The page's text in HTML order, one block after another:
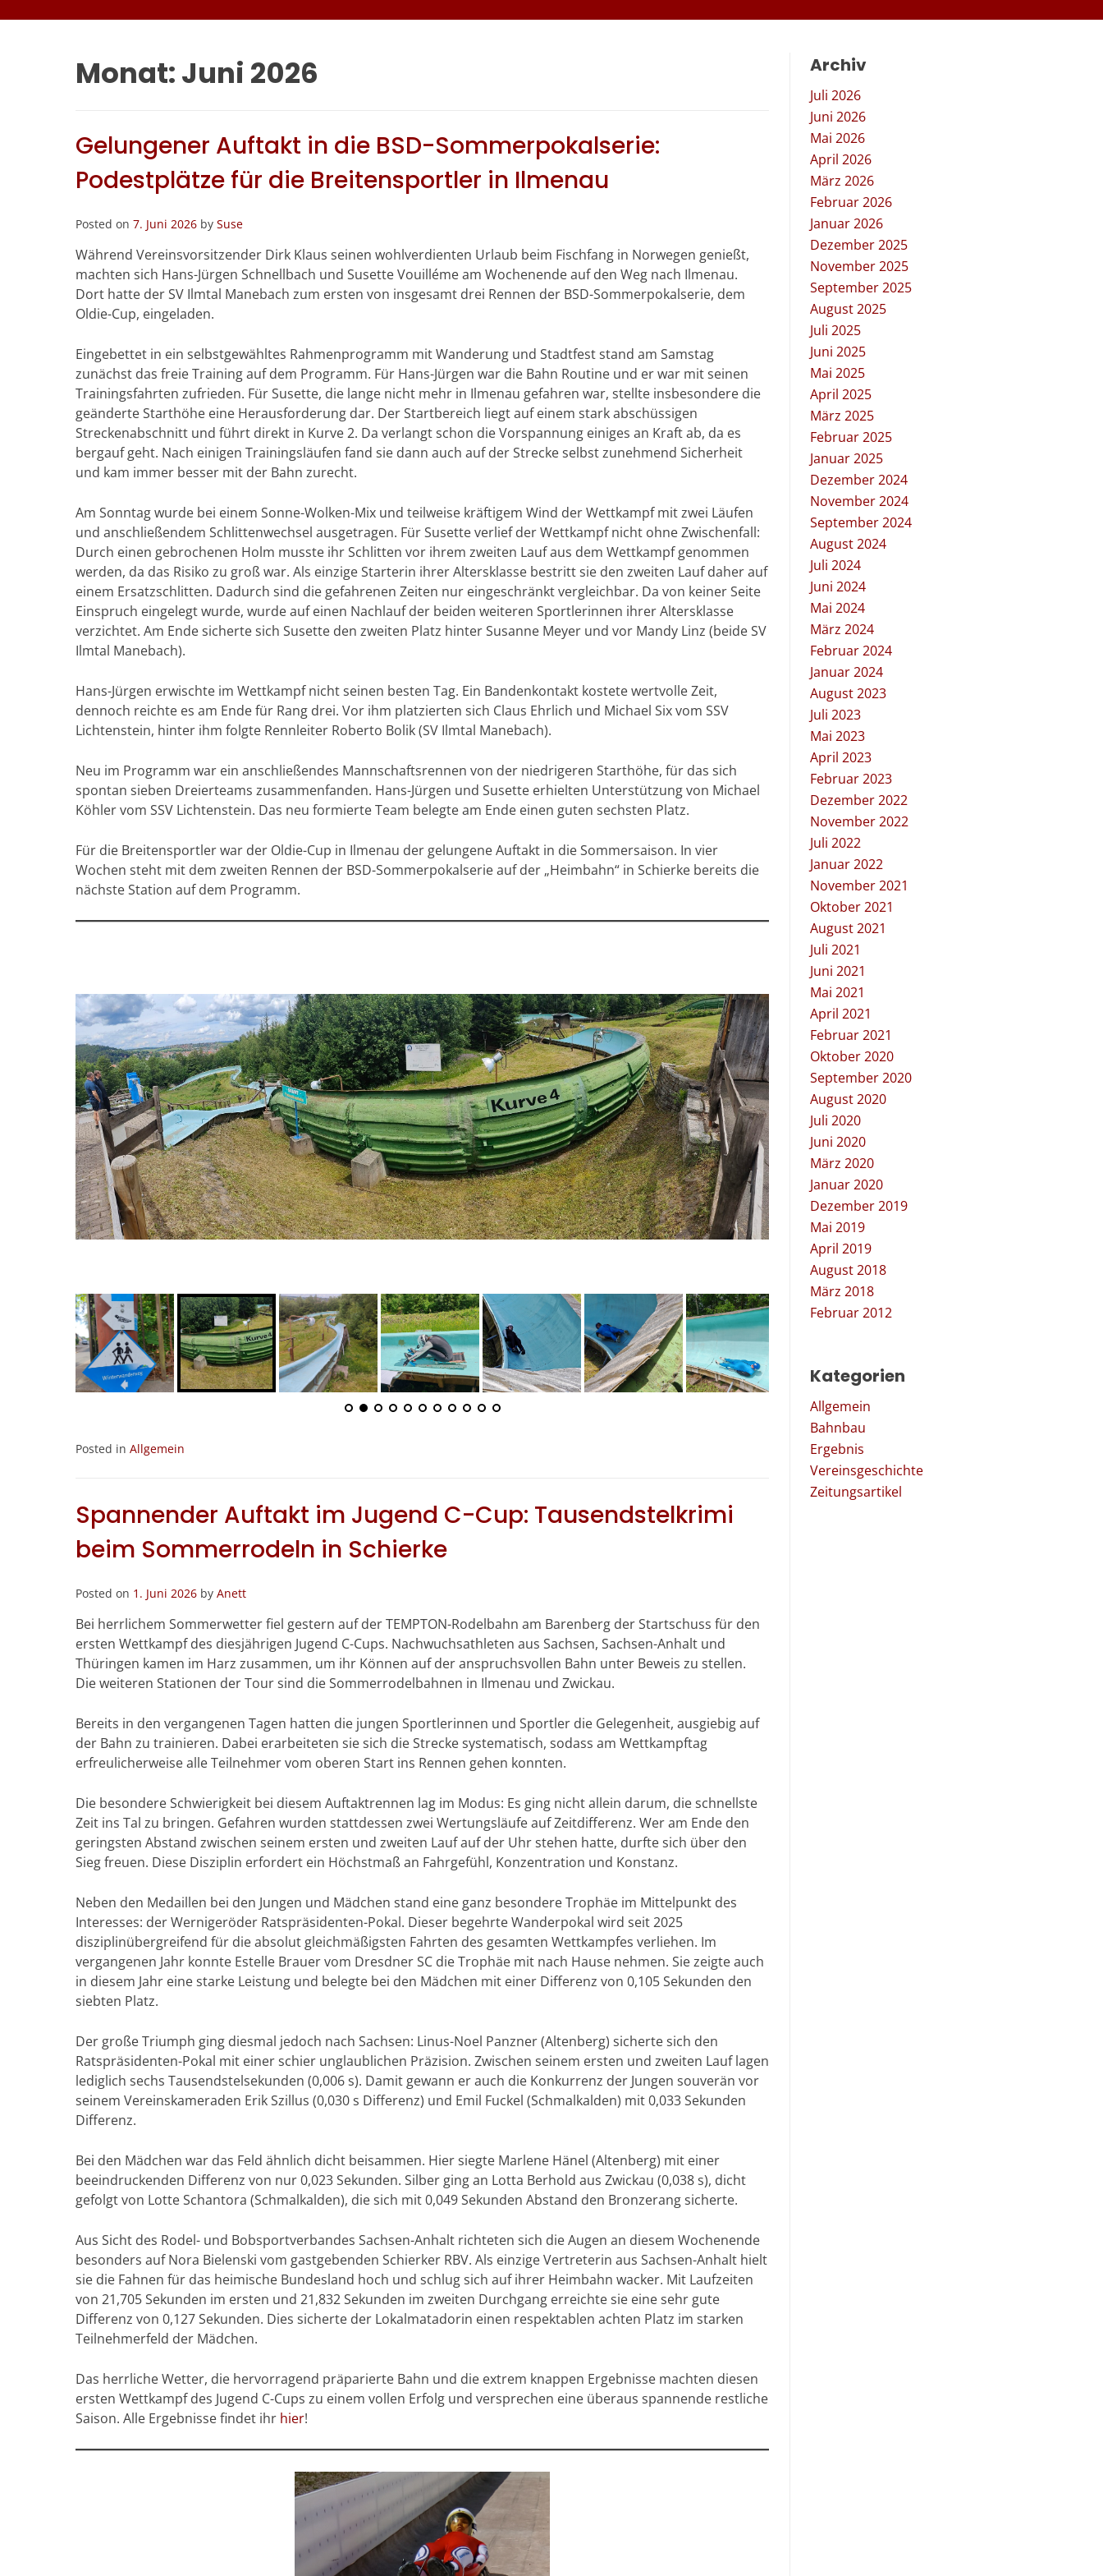
Monat:Juni 2026
Gelungener Auftakt in die BSD-Sommerpokalserie:
Podestplätze für die Breitensportler in Ilmenau
Posted on 7. Juni 2026 by Suse
Während Vereinsvorsitzender Dirk Klaus seinen wohlverdienten Urlaub beim Fischfang in Norwegen genießt,
machten sich Hans-Jürgen Schnellbach und Susette Vouilléme am Wochenende auf den Weg nach Ilmenau.
Dort hatte der SV Ilmtal Manebach zum ersten von insgesamt drei Rennen der BSD-Sommerpokalserie, dem
Oldie-Cup, eingeladen.
Eingebettet in ein selbstgewähltes Rahmenprogramm mit Wanderung und Stadtfest stand am Samstag
zunächst das freie Training auf dem Programm. Für Hans-Jürgen war die Bahn Routine und er war mit seinen
Trainingsfahrten zufrieden. Für Susette, die lange nicht mehr in Ilmenau gefahren war, stellte insbesondere die
geänderte Starthöhe eine Herausforderung dar. Der Startbereich liegt auf einem stark abschüssigen
Streckenabschnitt und führt direkt in Kurve 2. Da verlangt schon die Vorspannung einiges an Kraft ab, da es
bergauf geht. Nach einigen Trainingsläufen fand sie dann auch auf der Strecke selbst zunehmend Sicherheit
und kam immer besser mit der Bahn zurecht.
Am Sonntag wurde bei einem Sonne-Wolken-Mix und teilweise kräftigem Wind der Wettkampf mit zwei Läufen
und anschließendem Schlittenwechsel ausgetragen. Für Susette verlief der Wettkampf nicht ohne Zwischenfall:
Durch einen gebrochenen Holm musste ihr Schlitten vor ihrem zweiten Lauf aus dem Wettkampf genommen
werden, da das Risiko zu groß war. Als einzige Starterin ihrer Altersklasse bestritt sie den zweiten Lauf daher auf
einem Ersatzschlitten. Dadurch sind die gefahrenen Zeiten nur eingeschränkt vergleichbar. Da von keiner Seite
Einspruch eingelegt wurde, wurde auf einen Nachlauf der beiden weiteren Sportlerinnen ihrer Altersklasse
verzichtet. Am Ende sicherte sich Susette den zweiten Platz hinter Susanne Meyer und vor Mandy Linz (beide SV
Ilmtal Manebach).
Hans-Jürgen erwischte im Wettkampf nicht seinen besten Tag. Ein Bandenkontakt kostete wertvolle Zeit,
dennoch reichte es am Ende für Rang drei. Vor ihm platzierten sich Claus Ehrlich und Michael Six vom SSV
Lichtenstein, hinter ihm folgte Rennleiter Roberto Bolik (SV Ilmtal Manebach).
Neu im Programm war ein anschließendes Mannschaftsrennen von der niedrigeren Starthöhe, für das sich
spontan sieben Dreierteams zusammenfanden. Hans-Jürgen und Susette erhielten Unterstützung von Michael
Köhler vom SSV Lichtenstein. Das neu formierte Team belegte am Ende einen guten sechsten Platz.
Für die Breitensportler war der Oldie-Cup in Ilmenau der gelungene Auftakt in die Sommersaison. In vier
Wochen steht mit dem zweiten Rennen der BSD-Sommerpokalserie auf der „Heimbahn“ in Schierke bereits die
nächste Station auf dem Programm.
Posted in Allgemein
Spannender Auftakt im Jugend C-Cup: Tausendstelkrimi
beim Sommerrodeln in Schierke
Posted on 1. Juni 2026 by Anett
Bei herrlichem Sommerwetter fiel gestern auf der TEMPTON-Rodelbahn am Barenberg der Startschuss für den
ersten Wettkampf des diesjährigen Jugend C-Cups. Nachwuchsathleten aus Sachsen, Sachsen-Anhalt und
Thüringen kamen im Harz zusammen, um ihr Können auf der anspruchsvollen Bahn unter Beweis zu stellen.
Die weiteren Stationen der Tour sind die Sommerrodelbahnen in Ilmenau und Zwickau.
Bereits in den vergangenen Tagen hatten die jungen Sportlerinnen und Sportler die Gelegenheit, ausgiebig auf
der Bahn zu trainieren. Dabei erarbeiteten sie sich die Strecke systematisch, sodass am Wettkampftag
erfreulicherweise alle Teilnehmer vom oberen Start ins Rennen gehen konnten.
Die besondere Schwierigkeit bei diesem Auftaktrennen lag im Modus: Es ging nicht allein darum, die schnellste
Zeit ins Tal zu bringen. Gefahren wurden stattdessen zwei Wertungsläufe auf Zeitdifferenz. Wer am Ende den
geringsten Abstand zwischen seinem ersten und zweiten Lauf auf der Uhr stehen hatte, durfte sich über den
Sieg freuen. Diese Disziplin erfordert ein Höchstmaß an Fahrgefühl, Konzentration und Konstanz.
Neben den Medaillen bei den Jungen und Mädchen stand eine ganz besondere Trophäe im Mittelpunkt des
Interesses: der Wernigeröder Ratspräsidenten-Pokal. Dieser begehrte Wanderpokal wird seit 2025
disziplinübergreifend für die absolut gleichmäßigsten Fahrten des gesamten Wettkampfes verliehen. Im
vergangenen Jahr konnte Estelle Brauer vom Dresdner SC die Trophäe mit nach Hause nehmen. Sie zeigte auch
in diesem Jahr eine starke Leistung und belegte bei den Mädchen mit einer Differenz von 0,105 Sekunden den
siebten Platz.
Der große Triumph ging diesmal jedoch nach Sachsen: Linus-Noel Panzner (Altenberg) sicherte sich den
Ratspräsidenten-Pokal mit einer schier unglaublichen Präzision. Zwischen seinem ersten und zweiten Lauf lagen
lediglich sechs Tausendstelsekunden (0,006 s). Damit gewann er auch die Konkurrenz der Jungen souverän vor
seinem Vereinskameraden Erik Szillus (0,030 s Differenz) und Emil Fuckel (Schmalkalden) mit 0,033 Sekunden
Differenz.
Bei den Mädchen war das Feld ähnlich dicht beisammen. Hier siegte Marlene Hänel (Altenberg) mit einer
beeindruckenden Differenz von nur 0,023 Sekunden. Silber ging an Lotta Berhold aus Zwickau (0,038 s), dicht
gefolgt von Lotte Schantora (Schmalkalden), die sich mit 0,049 Sekunden Abstand den Bronzerang sicherte.
Aus Sicht des Rodel- und Bobsportverbandes Sachsen-Anhalt richteten sich die Augen an diesem Wochenende
besonders auf Nora Bielenski vom gastgebenden Schierker RBV. Als einzige Vertreterin aus Sachsen-Anhalt hielt
sie die Fahnen für das heimische Bundesland hoch und schlug sich auf ihrer Heimbahn wacker. Mit Laufzeiten
von 21,705 Sekunden im ersten und 21,832 Sekunden im zweiten Durchgang erreichte sie eine sehr gute
Differenz von 0,127 Sekunden. Dies sicherte der Lokalmatadorin einen respektablen achten Platz im starken
Teilnehmerfeld der Mädchen.
Das herrliche Wetter, die hervorragend präparierte Bahn und die extrem knappen Ergebnisse machten diesen
ersten Wettkampf des Jugend C-Cups zu einem vollen Erfolg und versprechen eine überaus spannende restliche
Saison. Alle Ergebnisse findet ihr hier!
Archiv
Juli 2026
Juni 2026
Mai 2026
April 2026
März 2026
Februar 2026
Januar 2026
Dezember 2025
November 2025
September 2025
August 2025
Juli 2025
Juni 2025
Mai 2025
April 2025
März 2025
Februar 2025
Januar 2025
Dezember 2024
November 2024
September 2024
August 2024
Juli 2024
Juni 2024
Mai 2024
März 2024
Februar 2024
Januar 2024
August 2023
Juli 2023
Mai 2023
April 2023
Februar 2023
Dezember 2022
November 2022
Juli 2022
Januar 2022
November 2021
Oktober 2021
August 2021
Juli 2021
Juni 2021
Mai 2021
April 2021
Februar 2021
Oktober 2020
September 2020
August 2020
Juli 2020
Juni 2020
März 2020
Januar 2020
Dezember 2019
Mai 2019
April 2019
August 2018
März 2018
Februar 2012
Kategorien
Allgemein
Bahnbau
Ergebnis
Vereinsgeschichte
Zeitungsartikel